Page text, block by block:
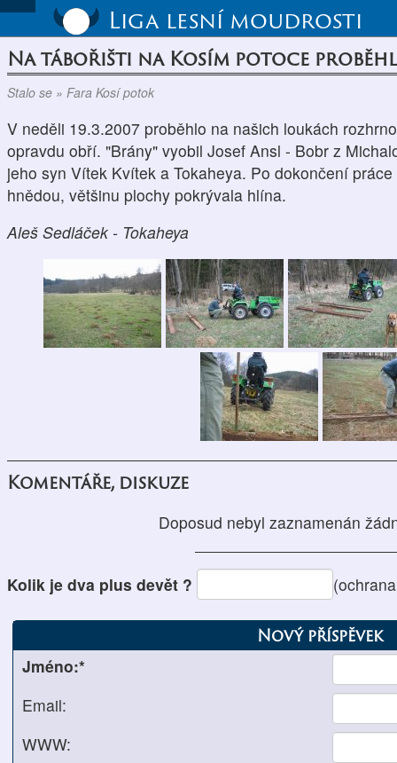
Liga lesní moudrosti
Na tábořišti na Kosím potoce
Stalo se » Fara Kosí potok
V neděli 19.3.2007 proběhlo na našich loukách
opravdu obří. "Brány" vyobil Josef Ansl - Bobr z
jeho syn Vítek Kvítek a Tokaheya. Po dokončení
hnědou, většinu plochy pokrývala hlína.
Aleš Sedláček - Tokaheya
Komentáře, diskuze
Doposud nebyl zaznamenán
Kolik je dva plus devět ?
Nový příspěvek
Jméno:*
Email:
WWW: